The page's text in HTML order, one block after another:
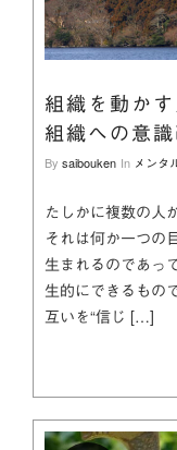
組織を動か
組織への意
By saibouken In メンタ
たしかに複数の人
それは何か一つの
生まれるのであっ
生的にできるもの
互いを“信じ […]